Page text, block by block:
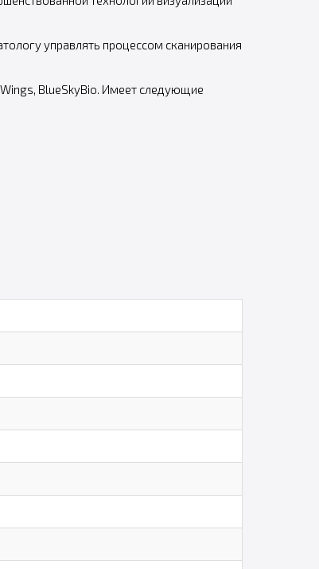
управлять процессом сканирования
BlueSkyBio. Имеет следующие